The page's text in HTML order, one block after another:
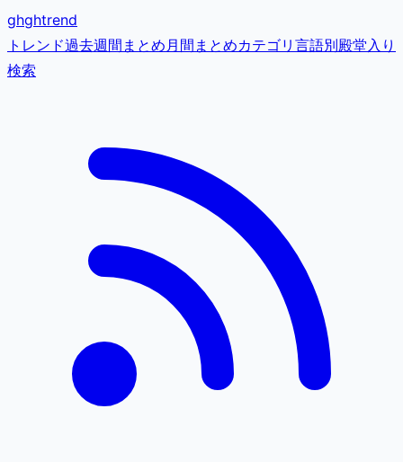
ghghtrend
トレンド過去週間まとめ月間まとめカテゴリ 言語別殿堂入り
検索